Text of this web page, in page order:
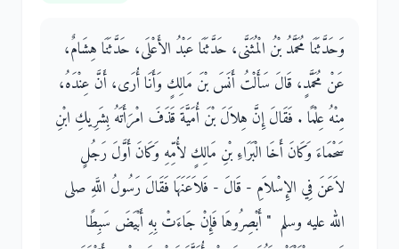
وَحَدَّثَنَا مُحَمَّدُ بْنُ الْمُثَنَّى، حَدَّثَنَا عَبْدُ الأَعْلَى، حَدَّثَنَا هِشَامٌ،
عَنْ مُحَمَّدٍ، قَالَ سَأَلْتُ أَنَسَ بْنَ مَالِكٍ وَأَنَا أُرَى، أَنَّ عِنْدَهُ،
مِنْهُ عِلْمًا ‏.‏ فَقَالَ إِنَّ هِلاَلَ بْنَ أُمَيَّةَ قَذَفَ امْرَأَتَهُ بِشَرِيكِ ابْنِ
سَحْمَاءَ وَكَانَ أَخَا الْبَرَاءِ بْنِ مَالِكٍ لأُمِّهِ وَكَانَ أَوَّلَ رَجُلٍ
لاَعَنَ فِي الإِسْلاَمِ - قَالَ - فَلاَعَنَهَا فَقَالَ رَسُولُ اللَّهِ صلى
الله عليه وسلم ‏ "‏ أَبْصِرُوهَا فَإِنْ جَاءَتْ بِهِ أَبْيَضَ سَبِطًا